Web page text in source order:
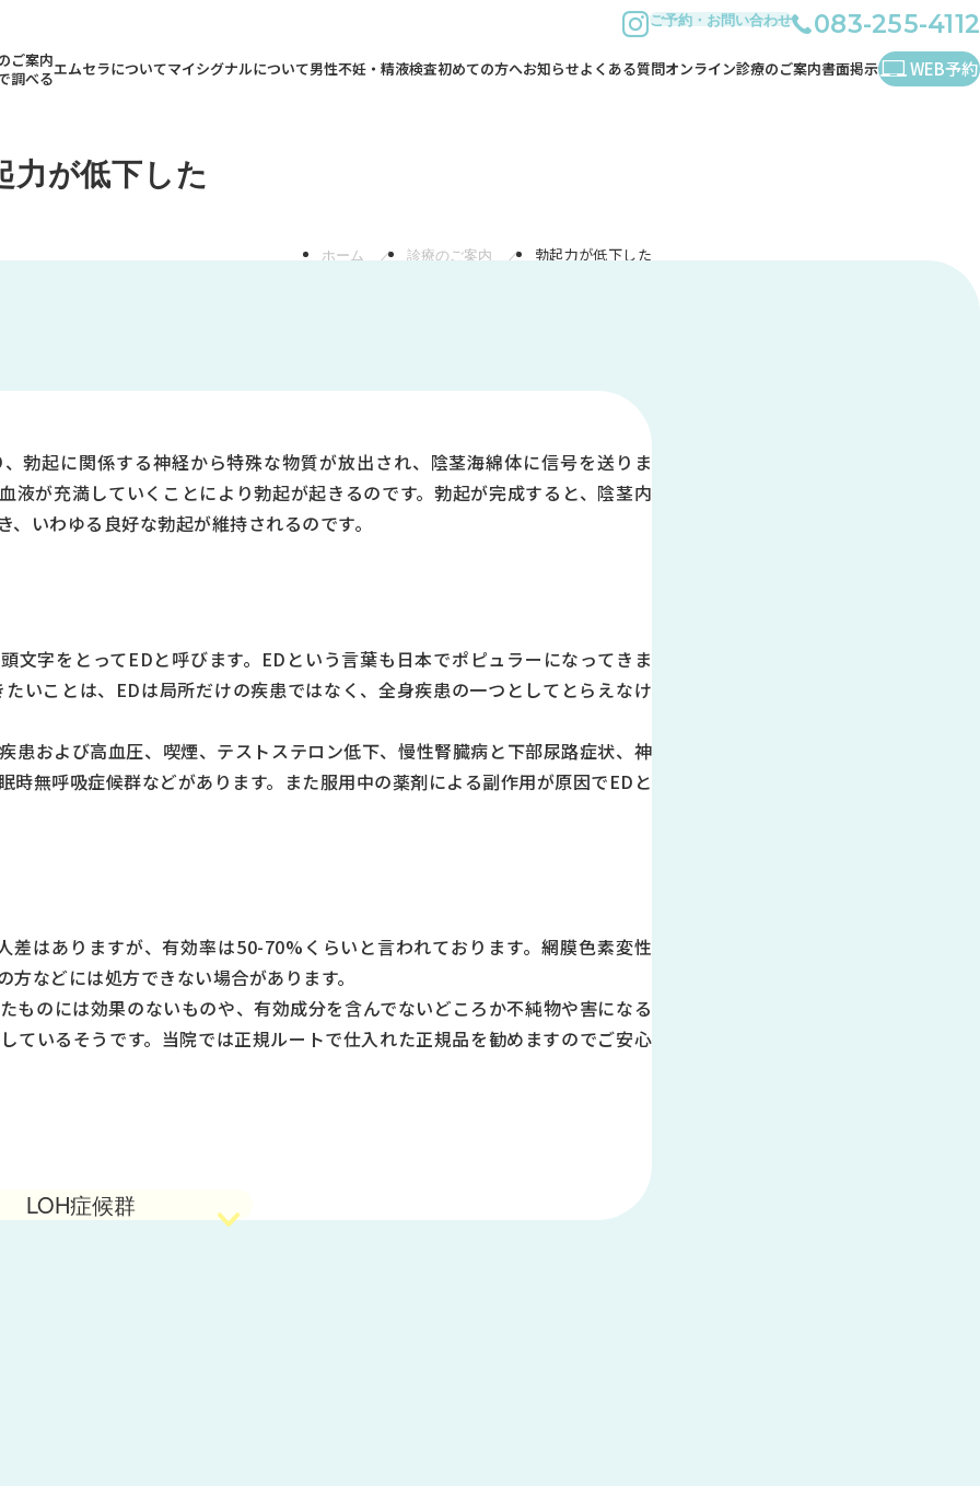
instagramご予約・ お問い合わせ 083-255-4112
ご案内
調べるエムセラについてマイシグナルについて男性不妊・精液検査初めての方へお知らせよくある質問オンライン診療のご案内書面掲示 WEB予約
力が低下した
ホーム 診療のご案内 勃起力が低下した
勃起に関係する神経から特殊な物質が放出され、陰茎海綿体に信号を送りま
液が充満していくことにより勃起が起きるのです。勃起が完成すると、陰茎内
いわゆる良好な勃起が維持されるのです。
字をとってEDと呼びます。EDという言葉も日本でポピュラーになってきま
いことは、EDは局所だけの疾患ではなく、全身疾患の一つとしてとらえなけ
患および高血圧、喫煙、テストステロン低下、慢性腎臓病と下部尿路症状、神
無呼吸症候群などがあります。また服用中の薬剤による副作用が原因でEDと
はありますが、有効率は50-70%くらいと言われております。網膜色素変性
などには処方できない場合があります。
のには効果のないものや、有効成分を含んでないどころか不純物や害になる
ているそうです。当院では正規ルートで仕入れた正規品を勧めますのでご安心
LOH症候群